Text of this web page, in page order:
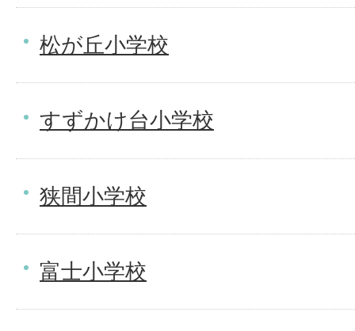
松が丘小学校
すずかけ台小学校
狭間小学校
富士小学校